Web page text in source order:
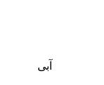
آبی